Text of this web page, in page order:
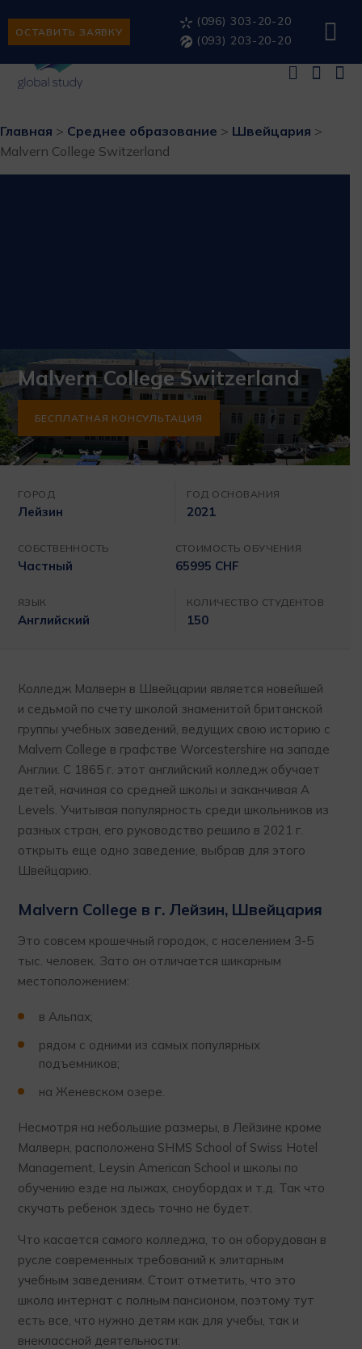
ОСТАВИТЬ ЗАЯВКУ
(096) 303-20-20
(093) 203-20-20
Главная > Среднее образование > Швейцария >
Malvern College Switzerland
Malvern College Switzerland
БЕСПЛАТНАЯ КОНСУЛЬТАЦИЯ
ГОРОД
Лейзин
ГОД ОСНОВАНИЯ
2021
СОБСТВЕННОСТЬ
Частный
СТОИМОСТЬ ОБУЧЕНИЯ
65995 CHF
ЯЗЫК
Английский
КОЛИЧЕСТВО СТУДЕНТОВ
150
Колледж Малверн в Швейцарии является новейшей
и седьмой по счету школой знаменитой британской
группы учебных заведений, ведущих свою историю с
Malvern College в графстве Worcestershire на западе
Англии. С 1865 г. этот английский колледж обучает
детей, начиная со средней школы и заканчивая А
Levels. Учитывая популярность среди школьников из
разных стран, его руководство решило в 2021 г.
открыть еще одно заведение, выбрав для этого
Швейцарию.
Malvern College в г. Лейзин, Швейцария
Это совсем крошечный городок, с населением 3-5
тыс. человек. Зато он отличается шикарным
местоположением:
в Альпах;
рядом с одними из самых популярных
подъемников;
на Женевском озере.
Несмотря на небольшие размеры, в Лейзине кроме
Малверн, расположена SHMS School of Swiss Hotel
Management, Leysin American School и школы по
обучению езде на лыжах, сноубордах и т.д. Так что
скучать ребенок здесь точно не будет.
Что касается самого колледжа, то он оборудован в
русле современных требований к элитарным
учебным заведениям. Стоит отметить, что это
школа интернат с полным пансионом, поэтому тут
есть все, что нужно детям как для учебы, так и
внеклассной деятельности: